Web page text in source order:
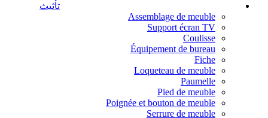
تأثيث
Assemblage de meuble
Support écran TV
Coulisse
Équipement de bureau
Fiche
Loqueteau de meuble
Paumelle
Pied de meuble
Poignée et bouton de meuble
Serrure de meuble